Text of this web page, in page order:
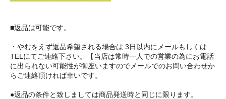
■返品は可能です。
・やむをえず返品希望される場合は 3日以内にメールもしくは
TELにてご連絡下さい。【当店は常時一人での営業の為にお電話
に出られない可能性が御座いますのでメールでのお問い合わせか
らご連絡頂ければ幸いです。
●返品の条件と致しましては商品発送時と同じに限ります。